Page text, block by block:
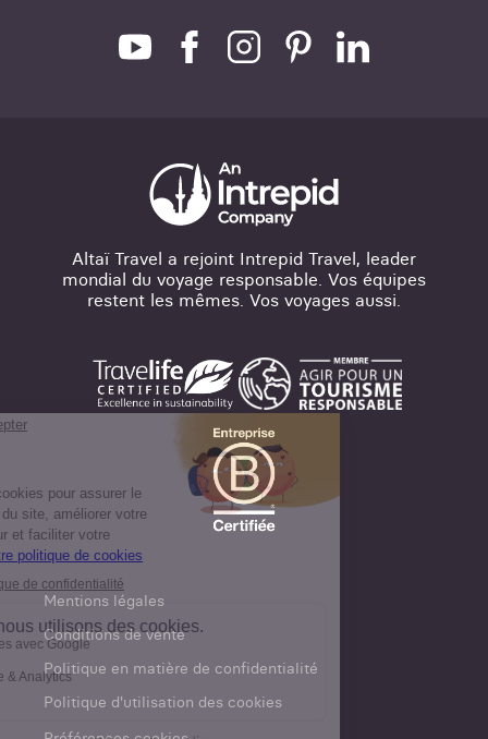
Altaï Travel a rejoint Intrepid Travel, leader
mondial du voyage responsable. Vos équipes
restent les mêmes. Vos voyages aussi.
Mentions légales
Conditions de vente
Politique en matière de confidentialité
Politique d'utilisation des cookies